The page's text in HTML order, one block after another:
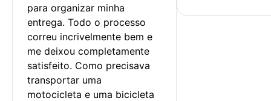
para organizar minha
entrega. Todo o processo
correu incrivelmente bem e
me deixou completamente
satisfeito. Como precisava
transportar uma
motocicleta e uma bicicleta